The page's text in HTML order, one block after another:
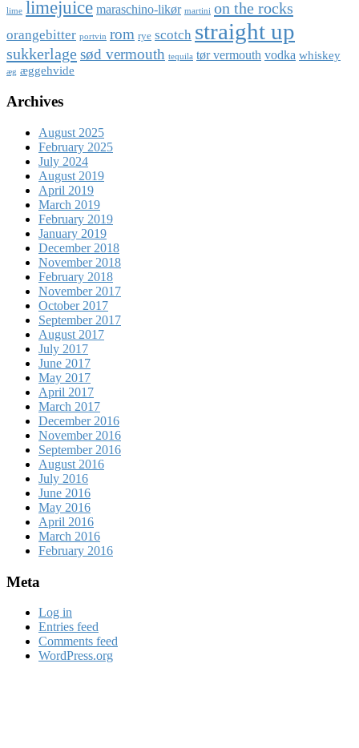
lime limejuice maraschino-likør martini on the rocks
orangebitter portvin rom rye scotch straight up
sukkerlagesød vermouth tequila tør vermouth vodka whiskey
æg æggehvide
Archives
August 2025
February 2025
July 2024
August 2019
April 2019
March 2019
February 2019
January 2019
December 2018
November 2018
February 2018
November 2017
October 2017
September 2017
August 2017
July 2017
June 2017
May 2017
April 2017
March 2017
December 2016
November 2016
September 2016
August 2016
July 2016
June 2016
May 2016
April 2016
March 2016
February 2016
Meta
Log in
Entries feed
Comments feed
WordPress.org